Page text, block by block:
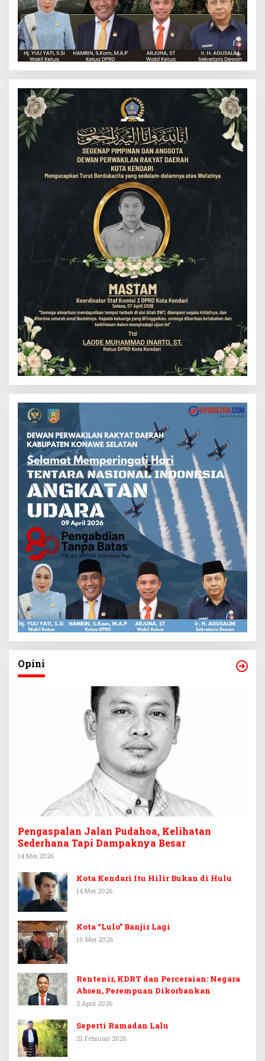
Opini
Pengaspalan Jalan Pudahoa, Kelihatan
Sederhana Tapi Dampaknya Besar
14 Mei 2026
Kota Kendari Itu Hilir Bukan di Hulu
14 Mei 2026
Kota “Lulo” Banjir Lagi
10 Mei 2026
Rentenir, KDRT dan Perceraian: Negara
Absen, Perempuan Dikorbankan
2 April 2026
Seperti Ramadan Lalu
21 Februari 2026